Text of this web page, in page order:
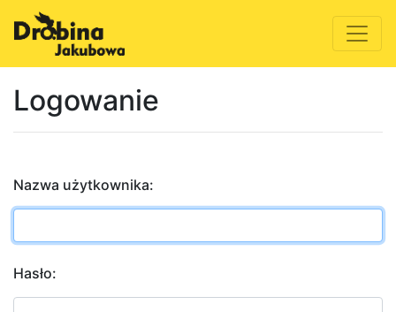
Logowanie
Nazwa użytkownika:
Hasło: